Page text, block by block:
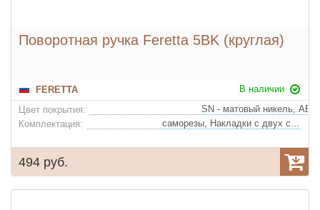
Поворотная ручка Feretta 5BK (круглая)
FERETTA
В наличии
Цвет покрытия:
Комплектация:
саморезы, Накладки с двух сторон
494 руб.